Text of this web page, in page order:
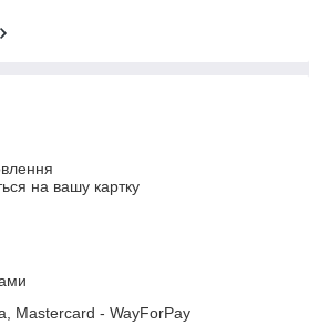
на вашу картку
Mastercard - WayForPay